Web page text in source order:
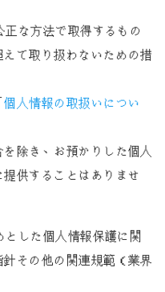
な方法で取得するもの
て取り扱わないための措
個人情報の取扱いについ
除き、お預かりした個人
供することはありませ
した個人情報保護に関
その他の関連規範（業界